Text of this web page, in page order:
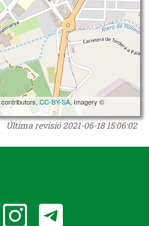
contributors, CC-BY-SA, Imagery ©
Última revisió2021-06-18 15:06:02